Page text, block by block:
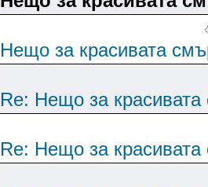
Нещо за красивата
Re: Нещо за красивата
Re: Нещо за красивата